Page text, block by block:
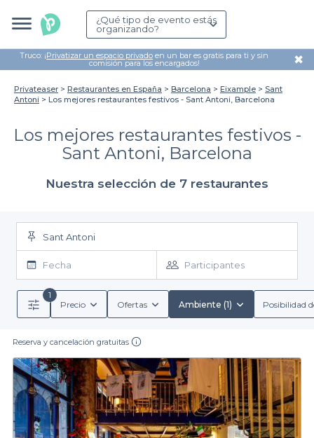
¿Qué tipo de evento estás
organizando?
Truco: ¡Privatizar un espacio privado en un bar es gratis para ti y sin
comisión para los encargados! ✖
Privateaser Restaurantes en España Barcelona Eixample
Sant
Antoni
Los mejores restaurantes festivos - Sant Antoni, Barcelona
Los mejores restaurantes festivos -
Sant Antoni, Barcelona
Nuestra selección de 7 restaurantes
Sant Antoni
Fecha Participantes
1
Precio
Ofertas Ambiente (1) Posibilidad
Reserva y cancelación gratuitas